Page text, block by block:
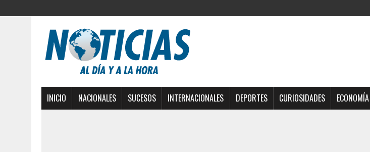
INICIO NACIONALES SUCESOS INTERNACIONALES DEPORTES CURIOSIDADES ECONOMÍA